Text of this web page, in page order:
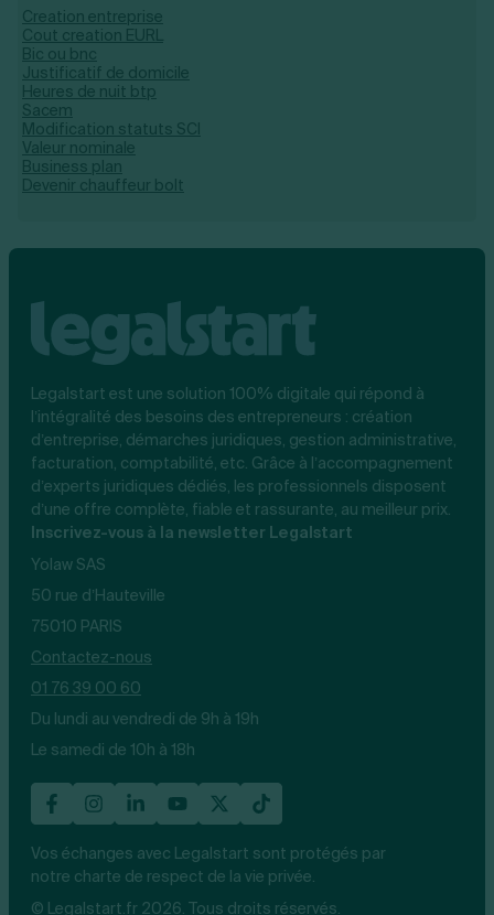
Creation entreprise
Cout creation EURL
Bic ou bnc
Justificatif de domicile
Heures de nuit btp
Sacem
Modification statuts SCI
Valeur nominale
Business plan
Devenir chauffeur bolt
Legalstart est une solution 100% digitale qui répond à
l’intégralité des besoins des entrepreneurs : création
d’entreprise, démarches juridiques, gestion administrative,
facturation, comptabilité, etc. Grâce à l’accompagnement
d’experts juridiques dédiés, les professionnels disposent
d’une offre complète, fiable et rassurante, au meilleur prix.
Inscrivez-vous à la newsletter Legalstart
Yolaw SAS
50 rue d’Hauteville
75010 PARIS
Contactez-nous
01 76 39 00 60
Du lundi au vendredi de 9h à 19h
Le samedi de 10h à 18h
Vos échanges avec Legalstart sont protégés par
notre charte de respect de la vie privée.
© Legalstart.fr 2026. Tous droits réservés.